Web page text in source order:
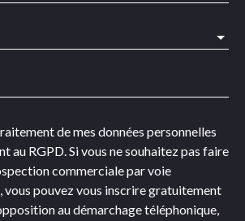
de mes données personnelles
au RGPD. Si vous ne souhaitez pas faire
commerciale par voie
vous pouvez vous inscrire gratuitement
au démarchage téléphonique,